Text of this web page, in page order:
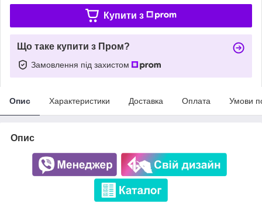
Купити з
Що таке купити з Пром?
Замовлення під захистом
Опис Характеристики Доставка Оплата Умови
Опис